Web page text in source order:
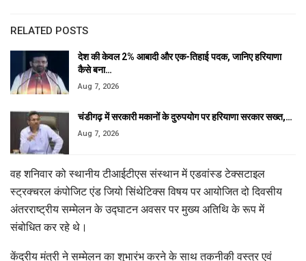
RELATED POSTS
देश की केवल 2% आबादी और एक-तिहाई पदक, जानिए हरियाणा
कैसे बना…
Aug 7, 2026
चंडीगढ़ में सरकारी मकानों के दुरुपयोग पर हरियाणा सरकार सख्त,…
Aug 7, 2026
वह शनिवार को स्थानीय टीआईटीएस संस्थान में एडवांस्ड टेक्सटाइल
स्ट्रक्चरल कंपोजिट एंड जियो सिंथेटिक्स विषय पर आयोजित दो दिवसीय
अंतरराष्ट्रीय सम्मेलन के उद्घाटन अवसर पर मुख्य अतिथि के रूप में
संबोधित कर रहे थे।
केंद्रीय मंत्री ने सम्मेलन का शुभारंभ करने के साथ तकनीकी वस्त्र एवं